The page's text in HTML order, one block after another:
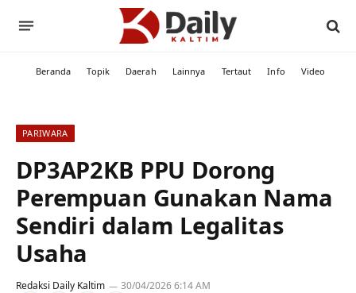
Beranda Topik Daerah Lainnya Tertaut Info Video
PARIWARA
DP3AP2KB PPU Dorong
Perempuan Gunakan Nama
Sendiri dalam Legalitas
Usaha
Redaksi Daily Kaltim 30/04/2026 6:14 AM